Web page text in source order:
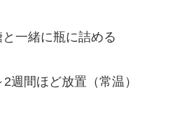
と一緒に瓶に詰める
2週間ほど放置（常温）